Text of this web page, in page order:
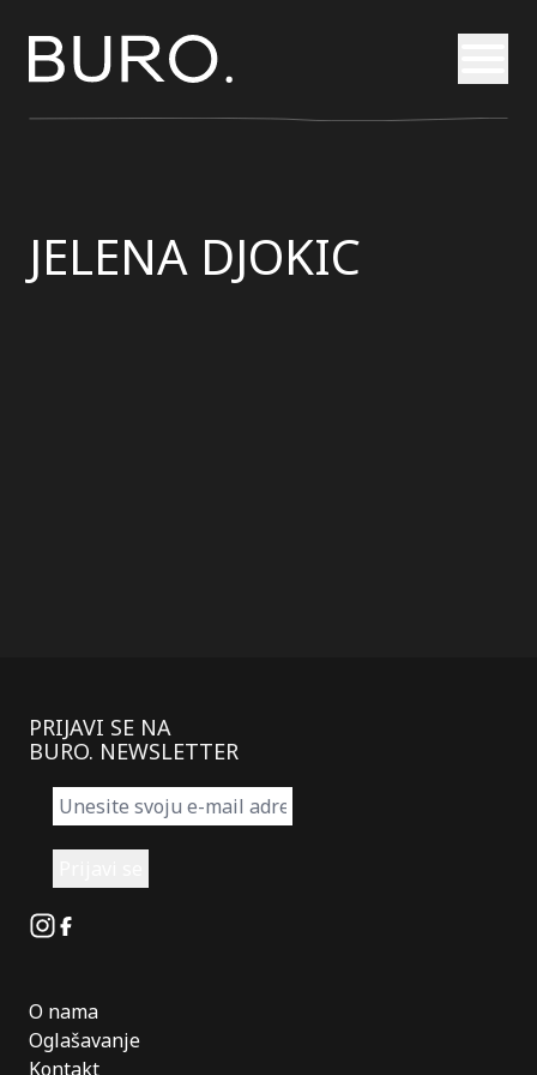
JELENA DJOKIC
PRIJAVI SE NA
BURO. NEWSLETTER
Instagram
Facebook
O nama
Oglašavanje
Kontakt